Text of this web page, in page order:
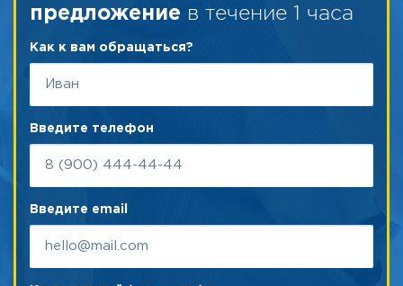
предложение в течение 1 часа
Как к вам обращаться?
Введите телефон
Введите email